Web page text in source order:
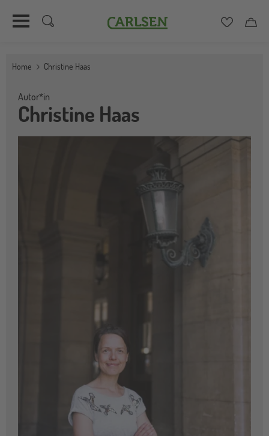
zum
Carlsen
Home Christine Haas
Christine Haas
Autor*in